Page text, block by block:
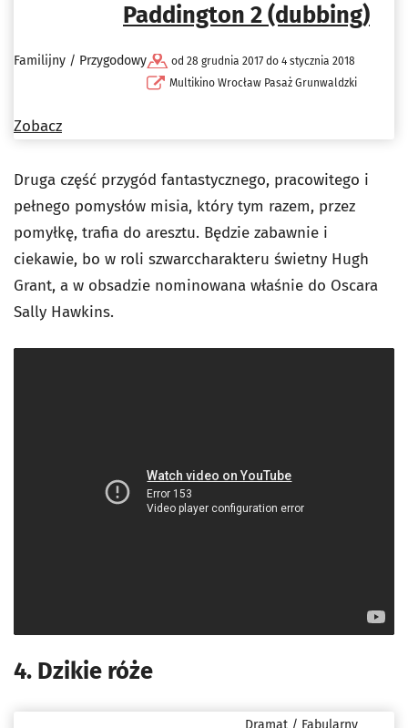
Paddington 2 (dubbing)
Familijny / Przygodowy
od 28 grudnia 2017 do 4 stycznia 2018
Multikino Wrocław Pasaż Grunwaldzki
Zobacz
Druga część przygód fantastycznego, pracowitego i
pełnego pomysłów misia, który tym razem, przez
pomyłkę, trafia do aresztu. Będzie zabawnie i
ciekawie, bo w roli szwarccharakteru świetny Hugh
Grant, a w obsadzie nominowana właśnie do Oscara
Sally Hawkins.
4. Dzikie róże